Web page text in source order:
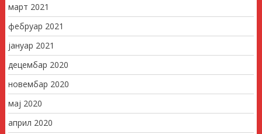
март 2021
фебруар 2021
јануар 2021
децембар 2020
новембар 2020
мај 2020
април 2020